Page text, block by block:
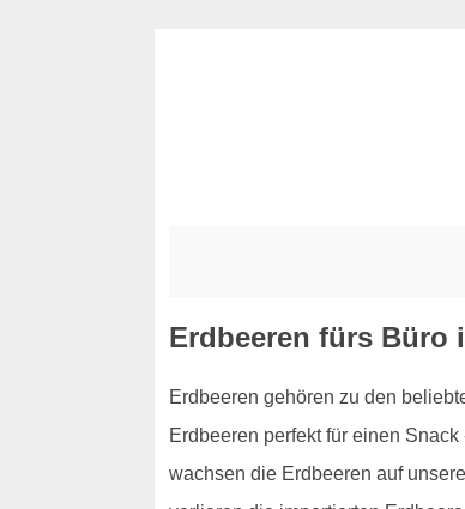
Erdbeeren fürs Büro
Erdbeeren gehören zu den
Erdbeeren perfekt für einen
wachsen die Erdbeeren auf